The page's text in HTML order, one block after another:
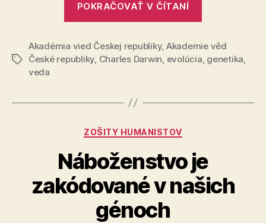
POKRAČOVAŤ V ČÍTANÍ
Značky
Akadémia vied Českej republiky, Akademie věd
České republiky Charles Darwin evolúcia genetika
veda
Kategórie
ZOŠITY HUMANISTOV
Náboženstvo je
zakódované v našich
génoch